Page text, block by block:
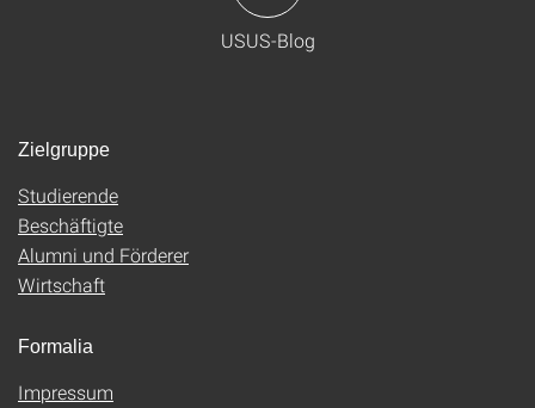
USUS-Blog
Zielgruppe
Studierende
Beschäftigte
Alumni und Förderer
Wirtschaft
Formalia
Impressum